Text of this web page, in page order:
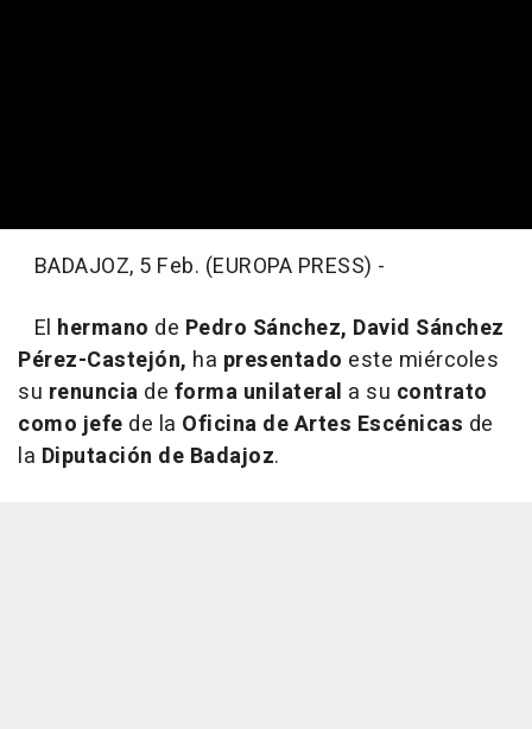
BADAJOZ, 5 Feb. (EUROPA PRESS) -
El hermano de Pedro Sánchez, David Sánchez
Pérez-Castejón, ha presentado este miércoles
su renuncia de forma unilateral a su contrato
como jefe de la Oficina de Artes Escénicas de
la Diputación de Badajoz.